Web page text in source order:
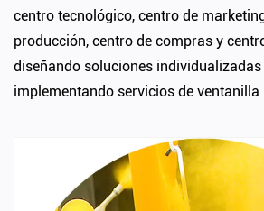
centro tecnológico, centro de
producción, centro de compras y
diseñando soluciones
implementando servicios de ventanilla